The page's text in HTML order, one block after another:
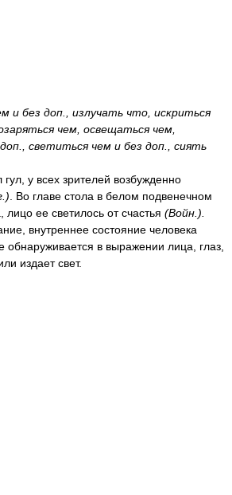
и без доп. , излучать что , искриться
озаряться чем , освещаться чем
, светиться чем и без доп.
, сиять
гул, у всех зрителей возбужденно
. Во главе стола в белом подвенечном
ее светилось от счастья (Войн.).
внутреннее состояние человека
обнаруживается в выражении лица, глаз,
издает свет.